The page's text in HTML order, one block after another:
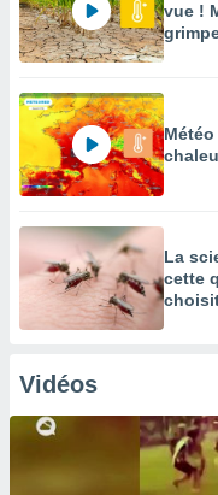
vue !
La
cette
Vidéos